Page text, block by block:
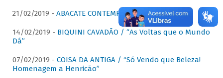
21/02/2019 - ABACATE CONTEMPORÂNEO
14/02/2019 - BIQUINI CAVADÃO / “As Voltas que o Mundo
Dá”
07/02/2019 - COISA DA ANTIGA / “Só Vendo que Beleza!
Homenagem a Henricão”